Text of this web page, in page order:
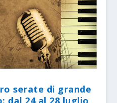
serate di grande
dal 24 al 28 luglio